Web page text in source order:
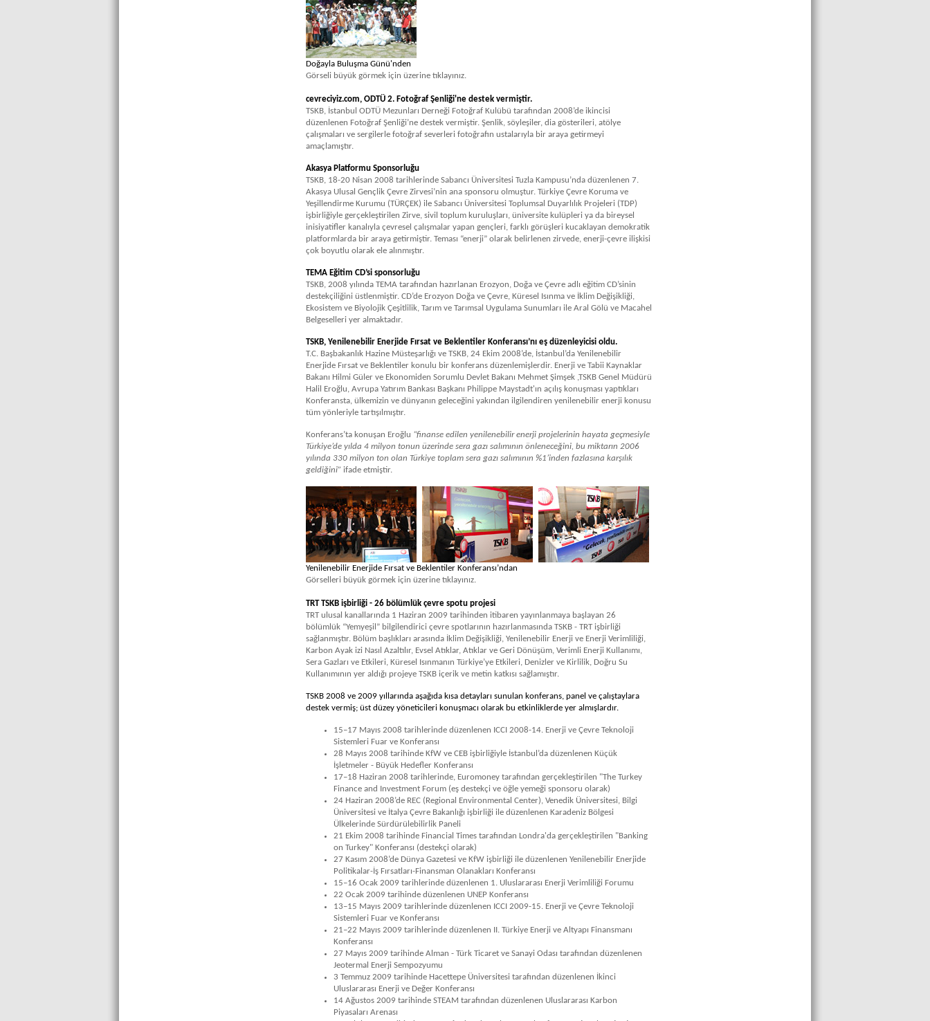
Doğayla Buluşma Günü'nden
Görseli büyük görmek için üzerine tıklayınız.
cevreciyiz.com, ODTÜ 2. Fotoğraf Şenliği'ne destek vermiştir.
TSKB, İstanbul ODTÜ Mezunları Derneği Fotoğraf Kulübü tarafından 2008’de ikincisi
düzenlenen Fotoğraf Şenliği’ne destek vermiştir. Şenlik, söyleşiler, dia gösterileri, atölye
çalışmaları ve sergilerle fotoğraf severleri fotoğrafın ustalarıyla bir araya getirmeyi
amaçlamıştır.
Akasya Platformu Sponsorluğu
TSKB, 18-20 Nisan 2008 tarihlerinde Sabancı Üniversitesi Tuzla Kampusu’nda düzenlenen 7.
Akasya Ulusal Gençlik Çevre Zirvesi’nin ana sponsoru olmuştur. Türkiye Çevre Koruma ve
Yeşillendirme Kurumu (TÜRÇEK) ile Sabancı Üniversitesi Toplumsal Duyarlılık Projeleri (TDP)
işbirliğiyle gerçekleştirilen Zirve, sivil toplum kuruluşları, üniversite kulüpleri ya da bireysel
inisiyatifler kanalıyla çevresel çalışmalar yapan gençleri, farklı görüşleri kucaklayan demokratik
platformlarda bir araya getirmiştir. Teması “enerji” olarak belirlenen zirvede, enerji-çevre ilişkisi
çok boyutlu olarak ele alınmıştır.
TEMA Eğitim CD’si sponsorluğu
TSKB, 2008 yılında TEMA tarafından hazırlanan Erozyon, Doğa ve Çevre adlı eğitim CD’sinin
destekçiliğini üstlenmiştir. CD’de Erozyon Doğa ve Çevre, Küresel Isınma ve İklim Değişikliği,
Ekosistem ve Biyolojik Çeşitlilik, Tarım ve Tarımsal Uygulama Sunumları ile Aral Gölü ve Macahel
Belgeselleri yer almaktadır.
TSKB, Yenilenebilir Enerjide Fırsat ve Beklentiler Konferansı’nı eş düzenleyicisi oldu.
T.C. Başbakanlık Hazine Müsteşarlığı ve TSKB, 24 Ekim 2008’de, İstanbul’da Yenilenebilir
Enerjide Fırsat ve Beklentiler konulu bir konferans düzenlemişlerdir. Enerji ve Tabii Kaynaklar
Bakanı Hilmi Güler ve Ekonomiden Sorumlu Devlet Bakanı Mehmet Şimşek ,TSKB Genel Müdürü
Halil Eroğlu, Avrupa Yatırım Bankası Başkanı Philippe Maystadt'ın açılış konuşması yaptıkları
Konferansta, ülkemizin ve dünyanın geleceğini yakından ilgilendiren yenilenebilir enerji konusu
tüm yönleriyle tartışılmıştır.
Konferans’ta konuşan Eroğlu “finanse edilen yenilenebilir enerji projelerinin hayata geçmesiyle
Türkiye’de yılda 4 milyon tonun üzerinde sera gazı salımının önleneceğini, bu miktarın 2006
yılında 330 milyon ton olan Türkiye toplam sera gazı salımının %1’inden fazlasına karşılık
geldiğini” ifade etmiştir.
Yenilenebilir Enerjide Fırsat ve Beklentiler Konferansı’ndan
Görselleri büyük görmek için üzerine tıklayınız.
TRT TSKB işbirliği - 26 bölümlük çevre spotu projesi
TRT ulusal kanallarında 1 Haziran 2009 tarihinden itibaren yayınlanmaya başlayan 26
bölümlük “Yemyeşil” bilgilendirici çevre spotlarının hazırlanmasında TSKB - TRT işbirliği
sağlanmıştır. Bölüm başlıkları arasında İklim Değişikliği, Yenilenebilir Enerji ve Enerji Verimliliği,
Karbon Ayak izi Nasıl Azaltılır, Evsel Atıklar, Atıklar ve Geri Dönüşüm, Verimli Enerji Kullanımı,
Sera Gazları ve Etkileri, Küresel Isınmanın Türkiye’ye Etkileri, Denizler ve Kirlilik, Doğru Su
Kullanımının yer aldığı projeye TSKB içerik ve metin katkısı sağlamıştır.
TSKB 2008 ve 2009 yıllarında aşağıda kısa detayları sunulan konferans, panel ve çalıştaylara
destek vermiş; üst düzey yöneticileri konuşmacı olarak bu etkinliklerde yer almışlardır.
15–17 Mayıs 2008 tarihlerinde düzenlenen ICCI 2008-14. Enerji ve Çevre Teknoloji
Sistemleri Fuar ve Konferansı
28 Mayıs 2008 tarihinde KfW ve CEB işbirliğiyle İstanbul’da düzenlenen Küçük
İşletmeler - Büyük Hedefler Konferansı
17–18 Haziran 2008 tarihlerinde, Euromoney tarafından gerçekleştirilen "The Turkey
Finance and Investment Forum (eş destekçi ve öğle yemeği sponsoru olarak)
24 Haziran 2008’de REC (Regional Environmental Center), Venedik Üniversitesi, Bilgi
Üniversitesi ve İtalya Çevre Bakanlığı işbirliği ile düzenlenen Karadeniz Bölgesi
Ülkelerinde Sürdürülebilirlik Paneli
21 Ekim 2008 tarihinde Financial Times tarafından Londra'da gerçekleştirilen "Banking
on Turkey" Konferansı (destekçi olarak)
27 Kasım 2008’de Dünya Gazetesi ve KfW işbirliği ile düzenlenen Yenilenebilir Enerjide
Politikalar-İş Fırsatları-Finansman Olanakları Konferansı
15–16 Ocak 2009 tarihlerinde düzenlenen 1. Uluslararası Enerji Verimliliği Forumu
22 Ocak 2009 tarihinde düzenlenen UNEP Konferansı
13–15 Mayıs 2009 tarihlerinde düzenlenen ICCI 2009-15. Enerji ve Çevre Teknoloji
Sistemleri Fuar ve Konferansı
21–22 Mayıs 2009 tarihlerinde düzenlenen II. Türkiye Enerji ve Altyapı Finansmanı
Konferansı
27 Mayıs 2009 tarihinde Alman - Türk Ticaret ve Sanayi Odası tarafından düzenlenen
Jeotermal Enerji Sempozyumu
3 Temmuz 2009 tarihinde Hacettepe Üniversitesi tarafından düzenlenen İkinci
Uluslararası Enerji ve Değer Konferansı
14 Ağustos 2009 tarihinde STEAM tarafından düzenlenen Uluslararası Karbon
Piyasaları Arenası